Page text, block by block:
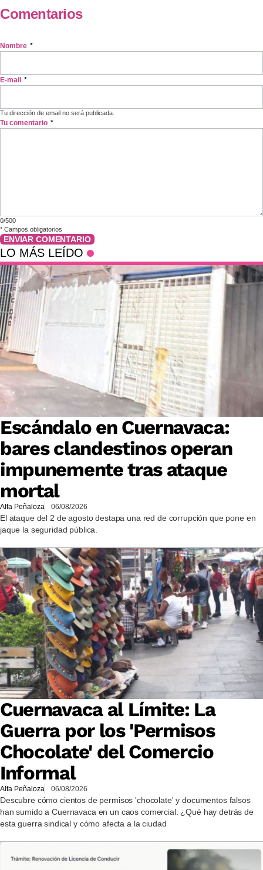
Comentarios
Nombre *
E-mail *
Tu dirección de email no será publicada.
Tu comentario *
0/500
* Campos obligatorios
ENVIAR COMENTARIO
LO MÁS LEÍDO
Escándalo en Cuernavaca:
bares clandestinos operan
impunemente tras ataque
mortal
Alfa Peñaloza 06/08/2026
El ataque del 2 de agosto destapa una red de corrupción que pone en
jaque la seguridad pública.
Cuernavaca al Límite: La
Guerra por los 'Permisos
Chocolate' del Comercio
Informal
Alfa Peñaloza 06/08/2026
Descubre cómo cientos de permisos 'chocolate' y documentos falsos
han sumido a Cuernavaca en un caos comercial. ¿Qué hay detrás de
esta guerra sindical y cómo afecta a la ciudad